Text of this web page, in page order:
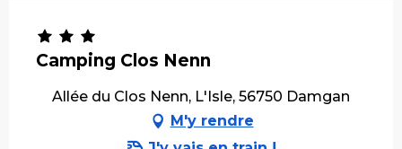
Camping Clos Nenn
Allée du Clos Nenn, L'Isle, 56750 Damgan
M'y rendre